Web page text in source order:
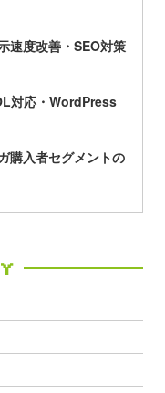
速度改善・SEO対策
対応・WordPress
購入者セグメントの